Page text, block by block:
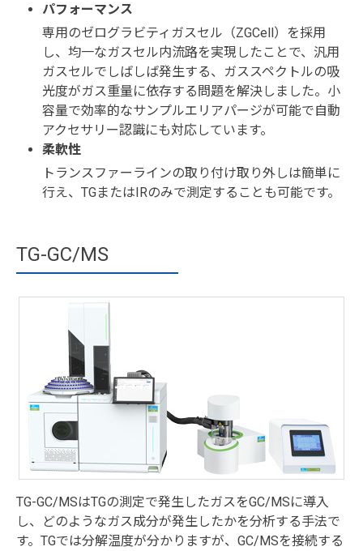
パフォーマンス
専用のゼログラビティガスセル（ZGCell）を採用
し、均一なガスセル内流路を実現したことで、汎用
ガスセルでしばしば発生する、ガススペクトルの吸
光度がガス重量に依存する問題を解決しました。小
容量で効率的なサンプルエリアパージが可能で自動
アクセサリー認識にも対応しています。
柔軟性
トランスファーラインの取り付け取り外しは簡単に
行え、TGまたはIRのみで測定することも可能です。
TG-GC/MS
TG-GC/MSはTGの測定で発生したガスをGC/MSに導入
し、どのようなガス成分が発生したかを分析する手法で
す。TGでは分解温度が分かりますが、GC/MSを接続する